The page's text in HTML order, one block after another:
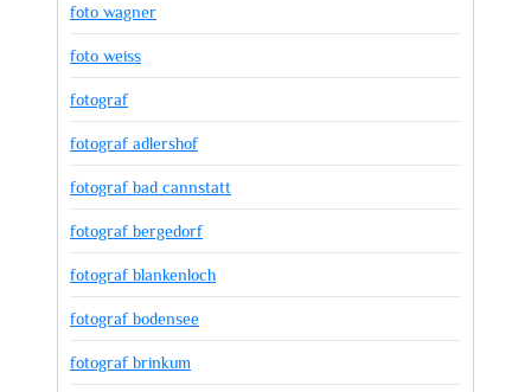
foto wagner
foto weiss
fotograf
fotograf adlershof
fotograf bad cannstatt
fotograf bergedorf
fotograf blankenloch
fotograf bodensee
fotograf brinkum